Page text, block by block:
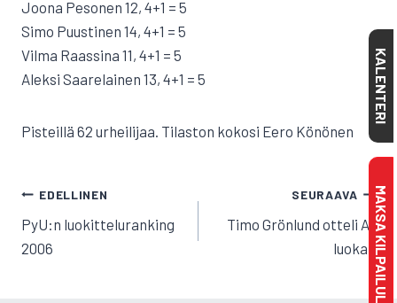
Joona Pesonen 12, 4+1 = 5
Simo Puustinen 14, 4+1 = 5
Vilma Raassina 11, 4+1 = 5
Aleksi Saarelainen 13, 4+1 = 5
Pisteillä 62 urheilijaa. Tilaston kokosi Eero Könönen
ARTIKKELIEN
SELAUS
EDELLINEN
PyU:n luokitteluranking
2006
SEURAAVA
Timo Grönlund otteli A-
luokan
KALENTERI